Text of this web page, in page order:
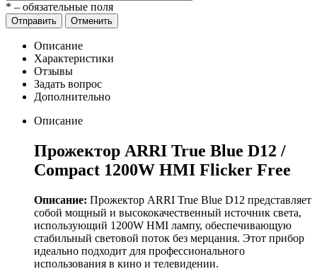
* – обязательные поля
Отправить Отменить
Описание
Характеристики
Отзывы
Задать вопрос
Дополнительно
Описание
Прожектор ARRI True Blue D12 /
Compact 1200W HMI Flicker Free
Описание: Прожектор ARRI True Blue D12 представляет
собой мощный и высококачественный источник света,
использующий 1200W HMI лампу, обеспечивающую
стабильный световой поток без мерцания. Этот прибор
идеально подходит для профессионального
использования в кино и телевидении.